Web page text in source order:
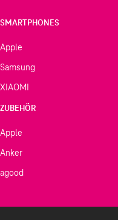
SMARTPHONES
Apple
Samsung
XIAOMI
ZUBEHÖR
Apple
Anker
agood